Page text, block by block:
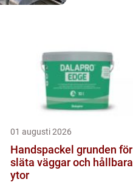
01 augusti 2026
Handspackel grunden för
släta väggar och hållbara
ytor